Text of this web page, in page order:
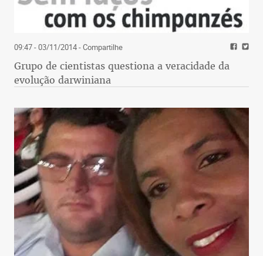
09:47 - 03/11/2014- Compartilhe
Grupo de cientistas questiona a veracidade da
evolução darwiniana